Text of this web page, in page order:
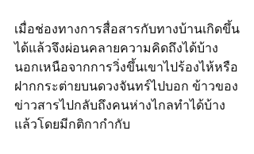
เมื่อช่องทางการสื่อสารกับทางบ้านเกิดขึ้น
ได้แล้วจึงผ่อนคลายความคิดถึงได้บ้าง
นอกเหนือจากการวิ่งขึ้นเขาไปร้องไห้หรือ
ฝากกระต่ายบนดวงจันทร์ไปบอก ข้าวของ
ข่าวสารไปกลับถึงคนห่างไกลทำได้บ้าง
แล้วโดยมีกติกากำกับ